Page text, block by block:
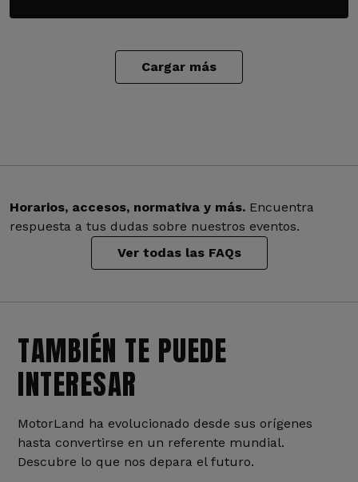
Cargar más
Horarios, accesos, normativa y más. Encuentra
respuesta a tus dudas sobre nuestros eventos.
Ver todas las FAQs
TAMBIÉN TE PUEDE
INTERESAR
MotorLand ha evolucionado desde sus orígenes
hasta convertirse en un referente mundial.
Descubre lo que nos depara el futuro.